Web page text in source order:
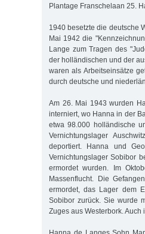
Plantage Franschelaan 25.
1940 besetzte die deutsche
Mai 1942 die
Lange zum Tragen des
der holländischen und der
waren als Arbeitseinsätze
durch deutsche und
Am 26. Mai 1943 wurden
interniert, wo Hanna in der
etwa 98.000 holländische
Vernichtungslager
deportiert. Hanna und
Vernichtungslager Sobibor
ermordet wurden. Im
Massenflucht. Die
ermordet, das Lager dem
Sobibor zurück. Sie wurde
Zuges aus Westerbork.